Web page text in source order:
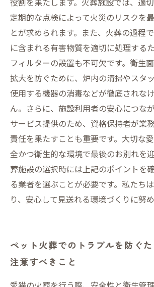
定期的な点検によって火災のリスクを
とが求められます。また、火葬の過程
に含まれる有害物質を適切に処理する
フィルターの設置も不可欠です。衛生
拡大を防ぐために、炉内の清掃やスタ
使用する機器の消毒などが徹底されな
ん。さらに、施設利用者の安心につな
サービス提供のため、資格保持者が業
責任を果たすことも重要です。大切な
全かつ衛生的な環境で最後のお別れを
葬施設の選択時には上記のポイントを
る業者を選ぶことが必要です。私たち
り、安心して見送れる環境づくりに努め
ペット火葬でのトラブルを防ぐ
注意すべきこと